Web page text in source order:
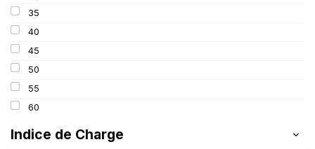
35
40
45
50
55
60
Indice de Charge